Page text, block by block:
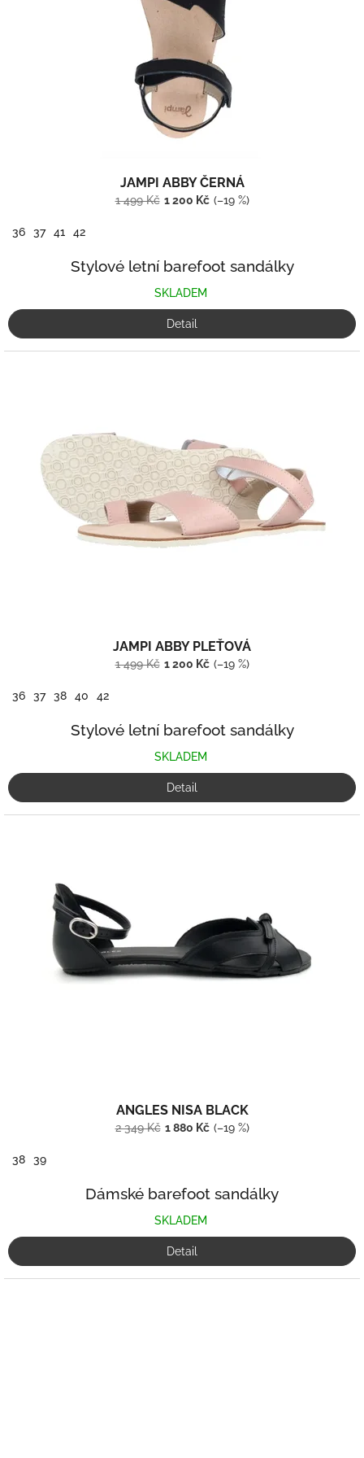
JAMPI ABBY ČERNÁ
1 499 Kč 1 200 Kč (–19 %)
36 37 41 42
Stylové letní barefoot sandálky
SKLADEM
Detail
JAMPI ABBY PLEŤOVÁ
1 499 Kč 1 200 Kč (–19 %)
36 37 38 40 42
Stylové letní barefoot sandálky
SKLADEM
Detail
ANGLES NISA BLACK
2 349 Kč 1 880 Kč (–19 %)
38 39
Dámské barefoot sandálky
SKLADEM
Detail